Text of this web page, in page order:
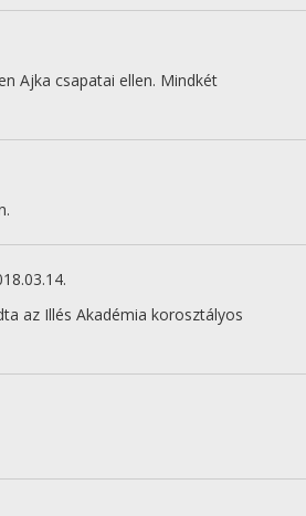
Ajka csapatai ellen. Mindkét
az Illés Akadémia korosztályos